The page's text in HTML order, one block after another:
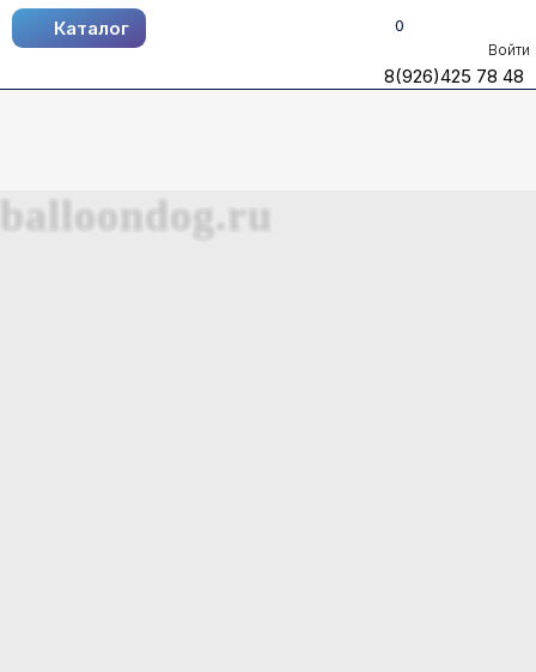
Каталог
Войти
0
8(926)425 78 48
Каталог
8(926)425 78 48
balloondog.ru